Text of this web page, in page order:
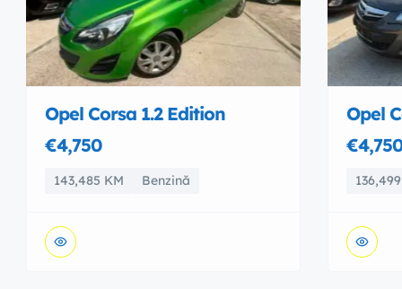
Opel Corsa 1.2 Edition
€4,750
143,485 KM Benzină
Opel